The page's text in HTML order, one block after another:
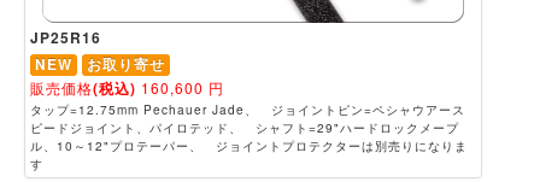
JP25R16
NEW
お取り寄せ
販売価格(税込) 160,600 円
タップ=12.75mm Pechauer Jade、 ジョイントピン=ペシャウアース
ピードジョイント、パイロテッド、 シャフト=29"ハードロックメープ
ル、10～12"プロテーパー、 ジョイントプロテクターは別売りになりま
す